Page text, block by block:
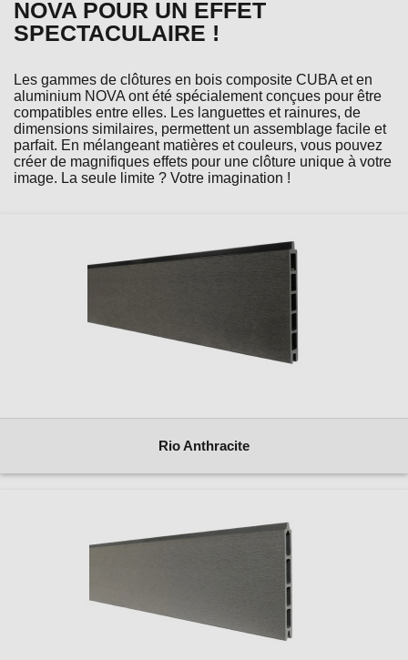
NOVA POUR UN EFFET
SPECTACULAIRE !
Les gammes de clôtures en bois composite CUBA et en
aluminium NOVA ont été spécialement conçues pour être
compatibles entre elles. Les languettes et rainures, de
dimensions similaires, permettent un assemblage facile et
parfait. En mélangeant matières et couleurs, vous pouvez
créer de magnifiques effets pour une clôture unique à votre
image. La seule limite ? Votre imagination !
Rio Anthracite